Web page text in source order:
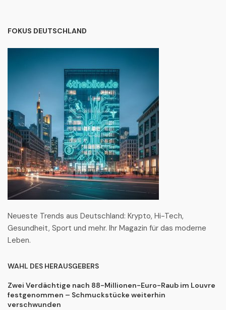
FOKUS DEUTSCHLAND
Neueste Trends aus Deutschland: Krypto, Hi-Tech,
Gesundheit, Sport und mehr. Ihr Magazin für das moderne
Leben.
WAHL DES HERAUSGEBERS
Zwei Verdächtige nach 88-Millionen-Euro-Raub im Louvre
festgenommen – Schmuckstücke weiterhin
verschwunden